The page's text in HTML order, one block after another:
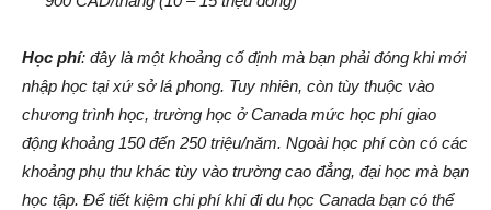
Học phí: đây là một khoảng cố định mà bạn phải đóng khi mới
nhập học tại xứ sở lá phong. Tuy nhiên, còn tùy thuộc vào
chương trình học, trường học ở Canada mức học phí giao
động khoảng 150 đến 250 triệu/năm. Ngoài học phí còn có các
khoảng phụ thu khác tùy vào trường cao đẳng, đại học mà bạn
học tập. Để tiết kiệm chi phí khi đi du học Canada bạn có thể